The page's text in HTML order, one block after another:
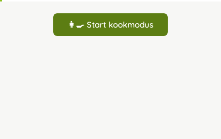
👩‍🍳 Start kookmodus